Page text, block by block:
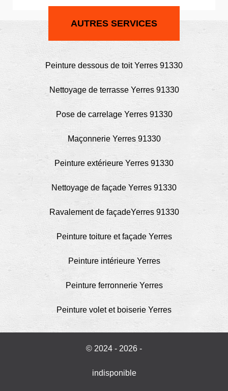
AUTRES SERVICES
Peinture dessous de toit Yerres 91330
Nettoyage de terrasse Yerres 91330
Pose de carrelage Yerres 91330
Maçonnerie Yerres 91330
Peinture extérieure Yerres 91330
Nettoyage de façade Yerres 91330
Ravalement de façadeYerres 91330
Peinture toiture et façade Yerres
Peinture intérieure Yerres
Peinture ferronnerie Yerres
Peinture volet et boiserie Yerres
© 2024 - 2026 -
indisponible